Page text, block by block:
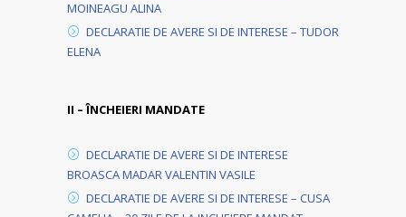
MOINEAGU ALINA
DECLARATIE DE AVERE SI DE INTERESE – TUDOR
ELENA
II – ÎNCHEIERI MANDATE
DECLARATIE DE AVERE SI DE INTERESE
BROASCA MADAR VALENTIN VASILE
DECLARATIE DE AVERE SI DE INTERESE – CUSA